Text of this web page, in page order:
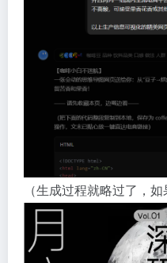
（生成过程就略过了，